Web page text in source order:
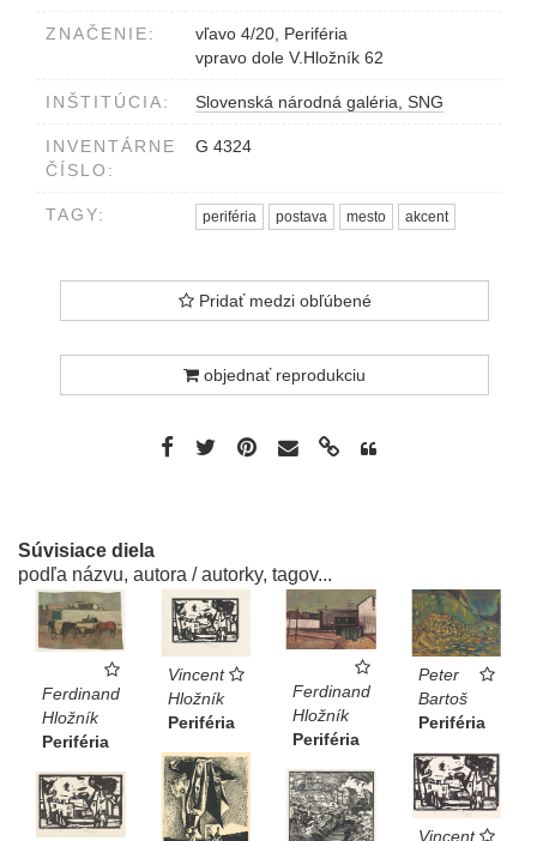
ZNAČENIE:
vľavo 4/20, Periféria
vpravo dole V.Hložník 62
INŠTITÚCIA: Slovenská národná galéria, SNG
INVENTÁRNE
ČÍSLO:
G 4324
TAGY: periféria postava mesto akcent
Pridať medzi obľúbené
objednať reprodukciu
Súvisiace diela
podľa názvu, autora / autorky, tagov...
Ferdinand
Hložník
Periféria
Vincent
Hložník
Periféria
Ferdinand
Hložník
Periféria
Peter
Bartoš
Periféria
Vincent